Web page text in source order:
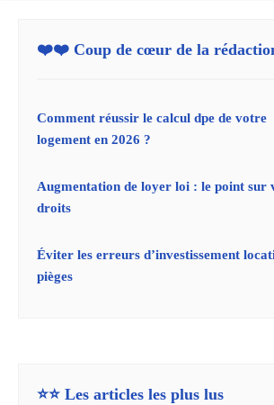
❤️❤️ Coup de cœur de la
Comment réussir le calcul dpe de votre
logement en 2026 ?
Augmentation de loyer loi : le point sur
droits
Éviter les erreurs d’investissement
pièges
⭐⭐ Les articles les plus lus